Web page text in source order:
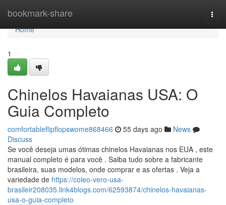
bookmark-share
Home
Home
1
Chinelos Havaianas USA: O
Guia Completo
comfortableflipflopswome868466 55 days ago
News
Discuss
Se você deseja umas ótimas chinelos Havaianas nos EUA , este
manual completo é para você . Saiba tudo sobre a fabricante
brasileira, suas modelos, onde comprar e as ofertas . Veja a
variedade de https://coleo-vero-usa-
brasileir208035.link4blogs.com/62593874/chinelos-havaianas-
usa-o-guia-completo